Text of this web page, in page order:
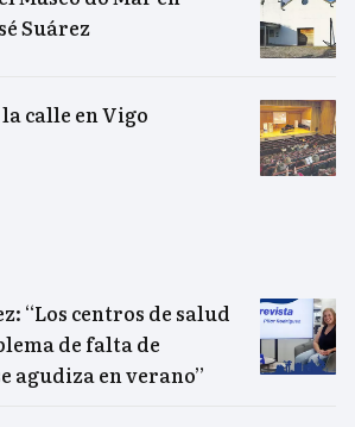
Suárez
calle en Vigo
“Los centros de salud
de falta de
agudiza en verano”